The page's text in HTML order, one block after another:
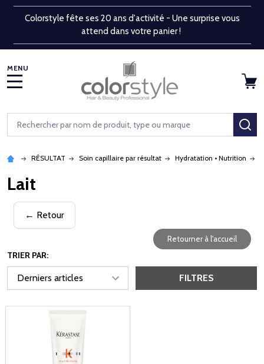
Colorstyle fête ses 20 ans d'activité - Une surprise vous
attend dans votre panier !
Rechercher
RÉSULTAT Soin capillaire par résultat Hydratation • Nutrition
Lait
← Retour
Retourner à l'accueil
TRIER PAR:
FILTRES